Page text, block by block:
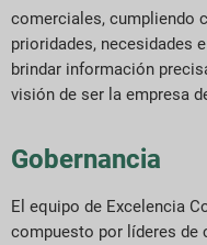
comerciales, cumpliendo
prioridades, necesidades
brindar información
visión de ser la empresa
Gobernancia
El equipo de Excelencia
compuesto por líderes de